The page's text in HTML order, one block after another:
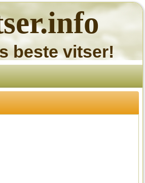
beste vitser!